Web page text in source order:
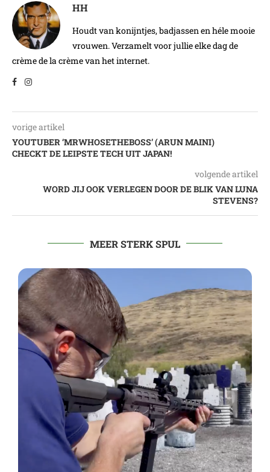
HH
Houdt van konijntjes, badjassen en héle mooie
vrouwen. Verzamelt voor jullie elke dag de
crème de la crème van het internet.
vorige artikel
YOUTUBER ‘MRWHOSETHEBOSS’ (ARUN MAINI)
CHECKT DE LEIPSTE TECH UIT JAPAN!
volgende artikel
WORD JIJ OOK VERLEGEN DOOR DE BLIK VAN LUNA
STEVENS?
MEER STERK SPUL